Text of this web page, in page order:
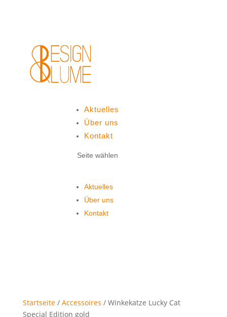
Aktuelles
Über uns
Kontakt
Seite wählen
Aktuelles
Über uns
Kontakt
Startseite/ Accessoires / Winkekatze Lucky Cat
Special Edition gold